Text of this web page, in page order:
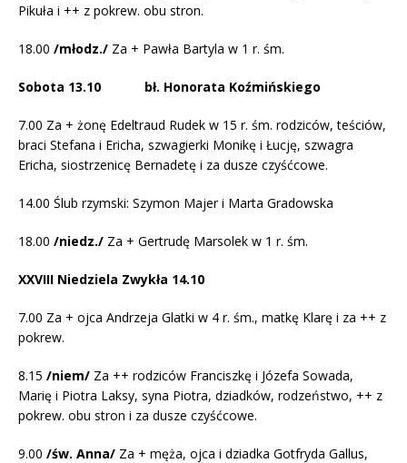
Pikuła i ++ z pokrew. obu stron.
18.00 /młodz./ Za + Pawła Bartyla w 1 r. śm.
Sobota 13.10 bł. Honorata Koźmińskiego
7.00 Za + żonę Edeltraud Rudek w 15 r. śm. rodziców, teściów,
braci Stefana i Ericha, szwagierki Monikę i Łucję, szwagra
Ericha, siostrzenicę Bernadetę i za dusze czyśćcowe.
14.00 Ślub rzymski: Szymon Majer i Marta Gradowska
18.00 /niedz./ Za + Gertrudę Marsolek w 1 r. śm.
XXVIII Niedziela Zwykła 14.10
7.00 Za + ojca Andrzeja Glatki w 4 r. śm., matkę Klarę i za ++ z
pokrew.
8.15 /niem/ Za ++ rodziców Franciszkę i Józefa Sowada,
Marię i Piotra Laksy, syna Piotra, dziadków, rodzeństwo, ++ z
pokrew. obu stron i za dusze czyśćcowe.
9.00 /św. Anna/ Za + męża, ojca i dziadka Gotfryda Gallus,